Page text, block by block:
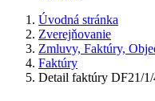
Úvodná stránka
Zverejňovanie
Zmluvy, Faktúry,
Faktúry
Detail faktúry DF21/